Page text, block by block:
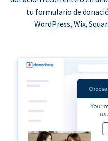
tu formulario de
WordPress, Wix,